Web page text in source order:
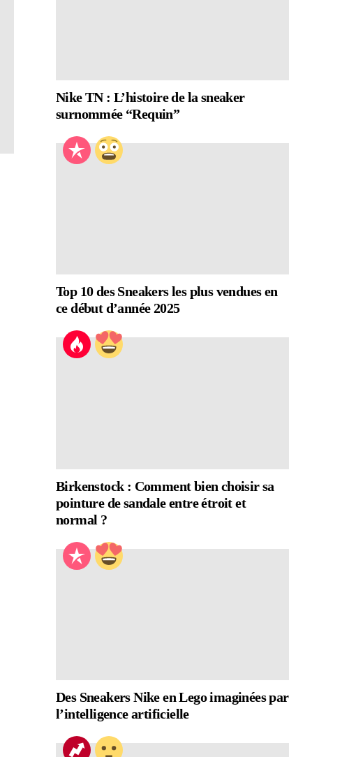
Nike TN : L’histoire de la sneaker
surnommée “Requin”
Top 10 des Sneakers les plus vendues en
ce début d’année 2025
Birkenstock : Comment bien choisir sa
pointure de sandale entre étroit et
normal ?
Des Sneakers Nike en Lego imaginées par
l’intelligence artificielle